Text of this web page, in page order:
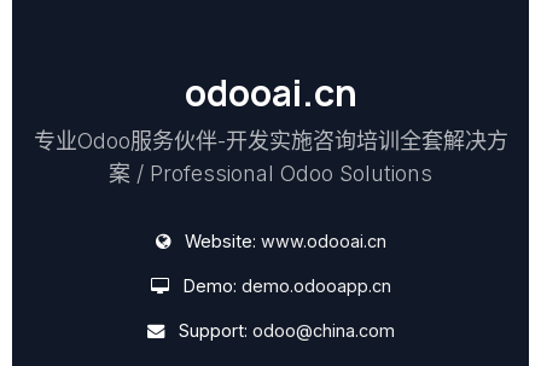
odooai.cn
专业Odoo服务伙伴-开发实施咨询培训全套解决方
案 / Professional Odoo Solutions
Website: www.odooai.cn
Demo: demo.odooapp.cn
Support: odoo@china.com